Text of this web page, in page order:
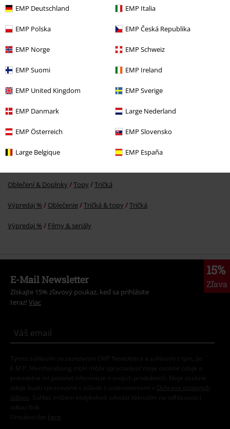
EMP Deutschland EMP Italia
EMP Polska EMP Česká Republika
EMP Norge EMP Schweiz
EMP Suomi EMP Ireland
EMP United Kingdom EMP Sverige
EMP Danmark Large Nederland
EMP Österreich EMP Slovensko
Large Belgique EMP España
€ 26,99
More categories. More options.
Oblečení & Doplnky Topy Tričká
Výpredaj % Oblečenie Tričká & topy Tričká
Výpredaj % Filmy & seriály
15%
Zľava
E-Mail Newsletter
Získajte 15% zľavový poukaz, keď sa prihlásite
teraz! Viac
Týmto súhlasím so zasielaním EMP Newslettra a súhlasím s tým, že
E.M.P. Merchandising mbH môže spracovávať moje osobné údaje a
pravidelne mi posielať informácie o svojich produktoch. Moje osobné
údaje budú spracované v súlade s ustanoveniami v
Ochrana osobných
údajov
. Súhlas môžem kedykoľvek odvolať kliknutím na odhlasovací
odkaz/link.
Unsubscribe here